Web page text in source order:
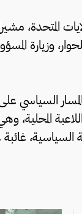
المتحدة،
وزيارة
بالمسار
المحلية، وهي
غائبة